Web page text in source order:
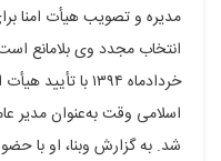
مدیره و تصویب هیأت امنا
خردادماه ۱۳۹۴ با
اسلامی وقت به‌عنوان مدیر
شد. به گزارش وبنا، او با